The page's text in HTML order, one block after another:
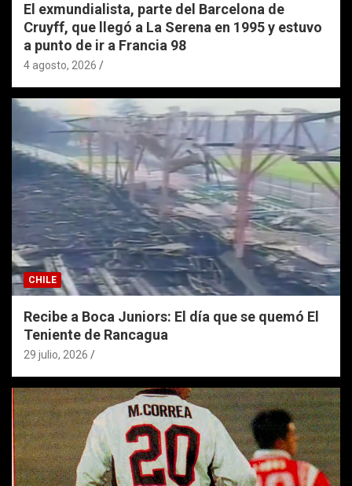
El exmundialista, parte del Barcelona de
Cruyff, que llegó a La Serena en 1995 y estuvo
a punto de ir a Francia 98
4 agosto, 2026
CHILE
Recibe a Boca Juniors: El día que se quemó El
Teniente de Rancagua
29 julio, 2026